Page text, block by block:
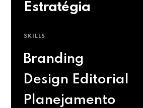
Estratégia
SKILLS
Branding
Design Editorial
Planejamento